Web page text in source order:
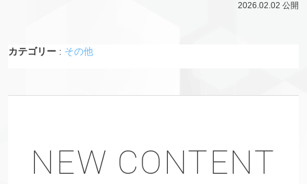
2026.02.02 公開
カテゴリー : その他